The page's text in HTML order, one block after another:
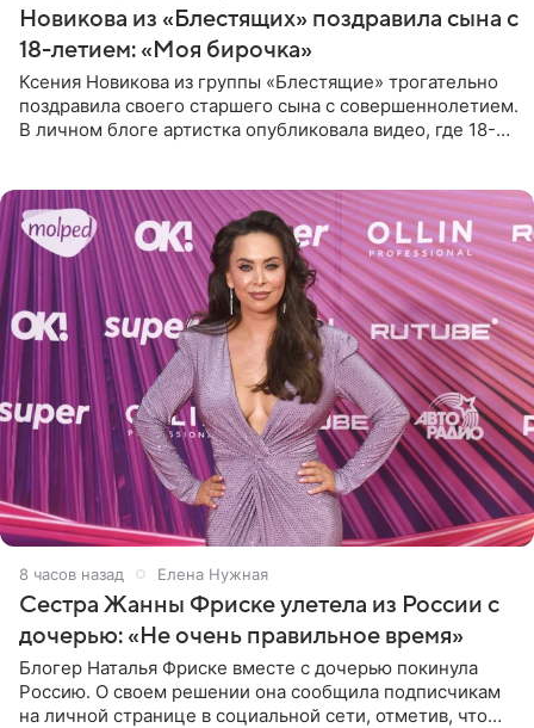
Новикова из «Блестящих» поздравила сына с
18-летием: «Моя бирочка»
Ксения Новикова из группы «Блестящие» трогательно
поздравила своего старшего сына с совершеннолетием.
В личном блоге артистка опубликовала видео, где 18-
8 часов назад Елена Нужная
Сестра Жанны Фриске улетела из России с
дочерью: «Не очень правильное время»
Блогер Наталья Фриске вместе с дочерью покинула
Россию. О своем решении она сообщила подписчикам
на личной странице в социальной сети, отметив, что